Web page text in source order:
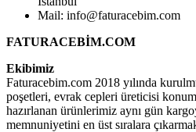
Mail: info@faturacebim.com
FATURACEBİM.COM
Ekibimiz
Faturacebim.com 2018 yılında
poşetleri, evrak cepleri üreticisi
hazırlanan ürünlerimiz aynı gün
memnuniyetini en üst sıralara